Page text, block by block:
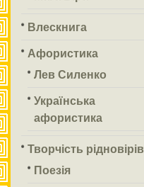
Влескнига
Афористика
Лев Силенко
Українська
афористика
Творчість рідновірів
Поезія